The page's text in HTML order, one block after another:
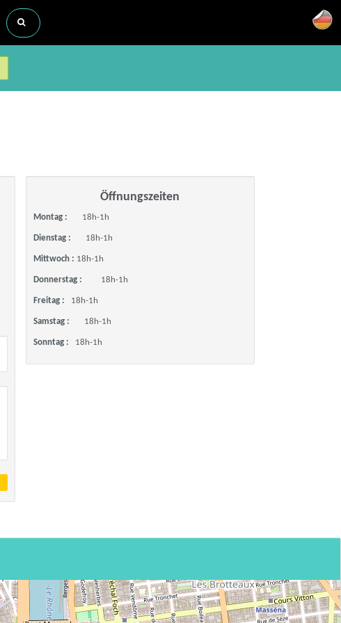
Öffnungszeiten
Montag : 18h-1h
Dienstag : 18h-1h
Mittwoch : 18h-1h
Donnerstag : 18h-1h
Freitag : 18h-1h
Samstag : 18h-1h
Sonntag : 18h-1h